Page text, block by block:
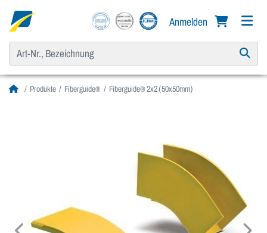
Anmelden
Produkte Fiberguide® Fiberguide® 2x2 (50x50mm)